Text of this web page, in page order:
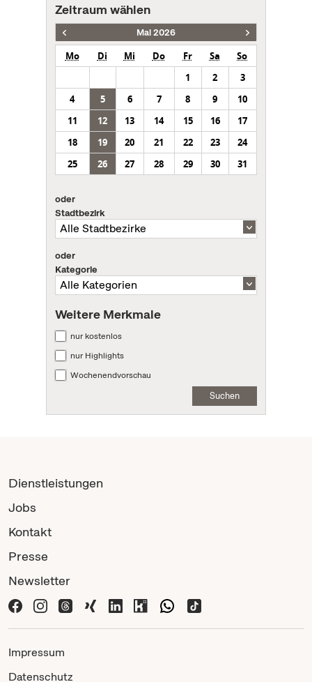
Zeitraum wählen
Mai 2026
Mo Di Mi Do Fr Sa
So
1
2
3
4
5 6 7 8 9
10
11
12 13 14 15 16
17
18
19 20 21 22 23
24
25
26 27 28 29 30 31
oder
Stadtbezirk
oder
Kategorie
Weitere Merkmale
nur kostenlos
nur Highlights
Wochenendvorschau
Suchen
Dienstleistungen
Jobs
Kontakt
Presse
Newsletter
Impressum
Datenschutz